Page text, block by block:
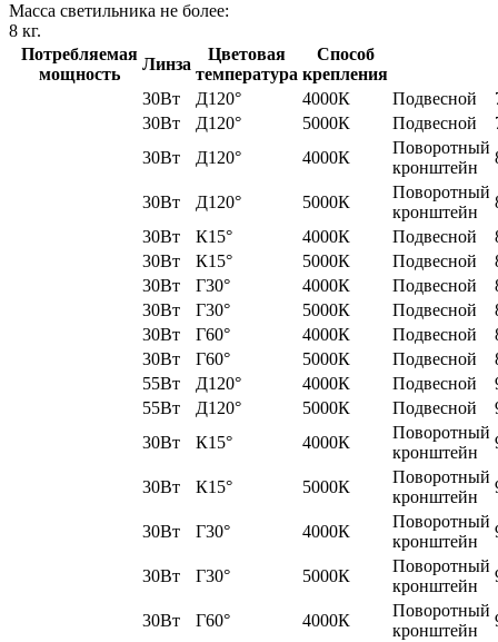
Масса светильника не более:
8 кг.
Потребляемая
мощность
Линза
Цветовая
температура
Способ
крепления
30Вт
Д120° 4000К Подвесной
30Вт
Д120° 5000К Подвесной
30Вт
Д120° 4000К
Поворотный
кронштейн
30Вт Д120° 5000К
Поворотный
кронштейн
30Вт
К15° 4000К Подвесной
30Вт
К15° 5000К Подвесной
30Вт
Г30° 4000К Подвесной
30Вт
Г30° 5000К Подвесной
30Вт
Г60° 4000К Подвесной
30Вт
Г60° 5000К Подвесной
55Вт
Д120° 4000К Подвесной
55Вт
Д120° 5000К Подвесной
30Вт
К15° 4000К
Поворотный
кронштейн
30Вт К15° 5000К
Поворотный
кронштейн
30Вт Г30° 4000К
Поворотный
кронштейн
30Вт Г30° 5000К
Поворотный
кронштейн
30Вт Г60° 4000К
Поворотный
кронштейн